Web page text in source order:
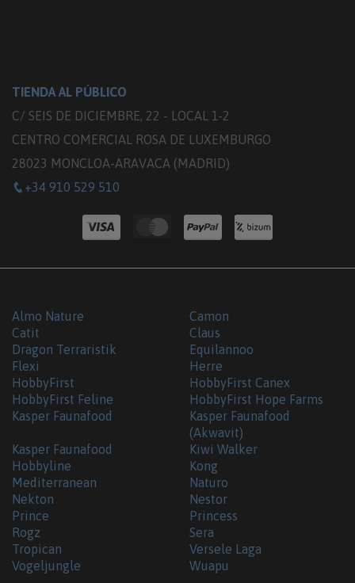
TIENDA AL PÚBLICO
C/ SEIS DE DICIEMBRE, 22 - LOCAL 1-2
CENTRO COMERCIAL ROSA DE LUXEMBURGO
28023 MONCLOA-ARAVACA (MADRID)
+34 910 529 510
Almo Nature
Camon
Catit
Claus
Dragon Terraristik
Equilannoo
Flexi
Herre
HobbyFirst
HobbyFirst Canex
HobbyFirst Feline
HobbyFirst Hope Farms
Kasper Faunafood
Kasper Faunafood
(Akwavit)
Kasper Faunafood
Hobbyline
Kiwi Walker
Kong
Mediterranean
Naturo
Nekton
Nestor
Prince
Princess
Rogz
Sera
Tropican
Versele Laga
Vogeljungle
Wuapu